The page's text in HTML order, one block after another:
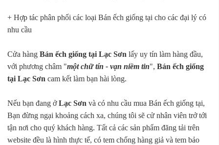
+ Hợp tác phân phối các loại Bán ếch giống tại cho các đại lý có
nhu cầu
Cửa hàng Bán ếch giống tại Lạc Sơn lấy uy tín làm hàng đầu,
với phương châm "một chữ tín - vạn niềm tin", Bán ếch giống
tại Lạc Sơn cam kết làm bạn hài lòng.
Nếu bạn đang ởLạc Sơn và có nhu cầu mua Bán ếch giống tại,
Bạn đừng ngại khoảng cách xa, chúng tôi sẽ cử nhân viên trở tới
tận nơi cho quý khách hàng. Tất cả các sản phẩm đăng tải trên
website đều là hình thực tế, có tem chống hàng giả và tem bảo